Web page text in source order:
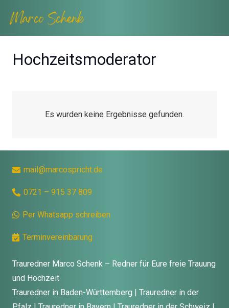
Hochzeitsmoderator
Es wurden keine Ergebnisse gefunden.
mail@marcospricht.de
0721 – 915 37 809
Per Whatsapp schreiben
Terminvereinbarung
Trauredner Marco Schenk – Redner für Eure freie Trauung
und Hochzeit
Trauredner in Baden-Württemberg | Trauredner in der